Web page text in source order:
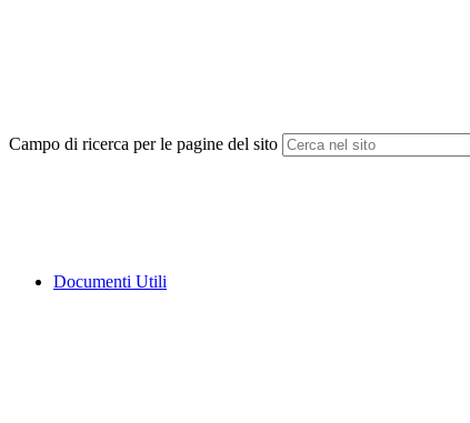
Campo di ricerca per le pagine del sito
Documenti Utili